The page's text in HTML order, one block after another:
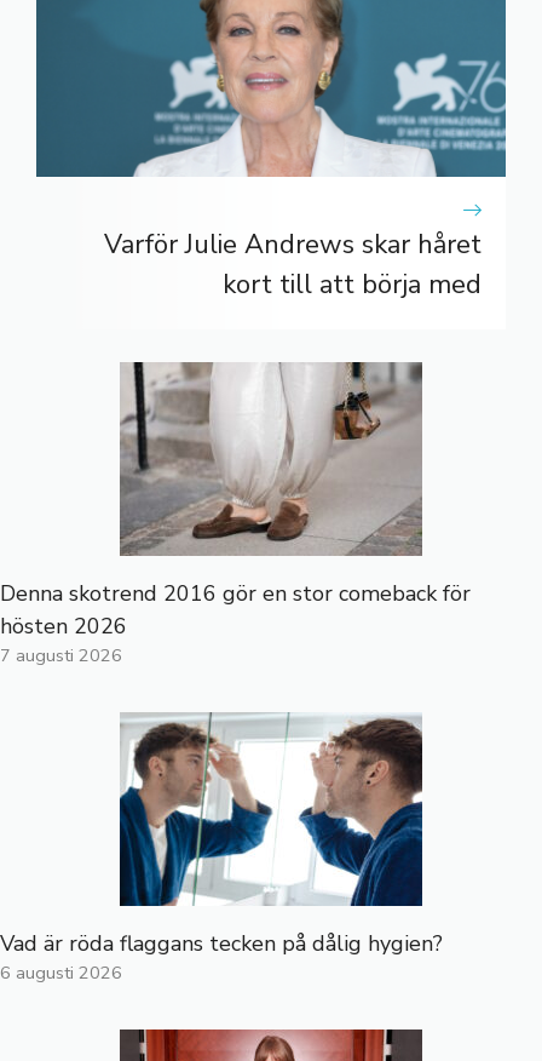
Varför Julie Andrews skar håret
kort till att börja med
Denna skotrend 2016 gör en stor comeback för
hösten 2026
7 augusti 2026
Vad är röda flaggans tecken på dålig hygien?
6 augusti 2026